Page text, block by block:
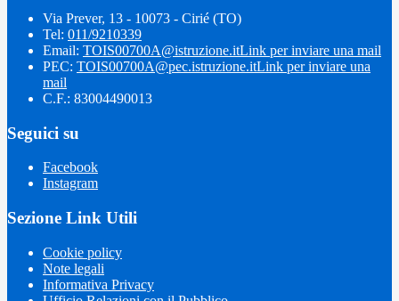
Via Prever, 13 - 10073 - Cirié (TO)
Tel: 011/9210339
Email: TOIS00700A@istruzione.itLink per inviare una mail
PEC: TOIS00700A@pec.istruzione.itLink per inviare una
mail
C.F.: 83004490013
Seguici su
Facebook
Instagram
Sezione Link Utili
Cookie policy
Note legali
Informativa Privacy